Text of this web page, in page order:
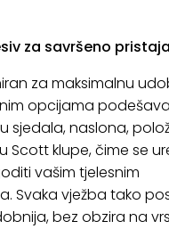
za savršeno
za maksimalnu
opcijama
sjedala, naslona,
Scott klupe, čime se
vašim tjelesnim
Svaka vježba tako
bez obzira na